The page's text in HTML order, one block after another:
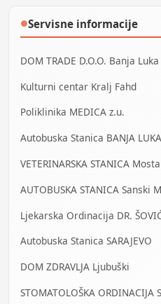
●Servisne informacije
DOM TRADE D.O.O. Banja Luka
Kulturni centar Kralj Fahd
Poliklinika MEDICA z.u.
Autobuska Stanica BANJA LUKA
VETERINARSKA STANICA
AUTOBUSKA STANICA Sanski
Ljekarska Ordinacija DR.
Autobuska Stanica SARAJEVO
DOM ZDRAVLJA Ljubuški
STOMATOLOŠKA